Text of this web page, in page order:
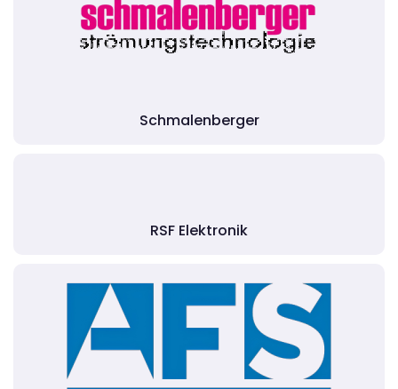
Schmalenberger
RSF Elektronik